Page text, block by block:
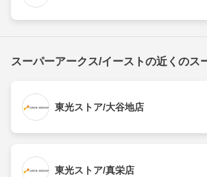
スーパーアークス/イーストの近くのス
東光ストア/大谷地店
東光ストア/真栄店